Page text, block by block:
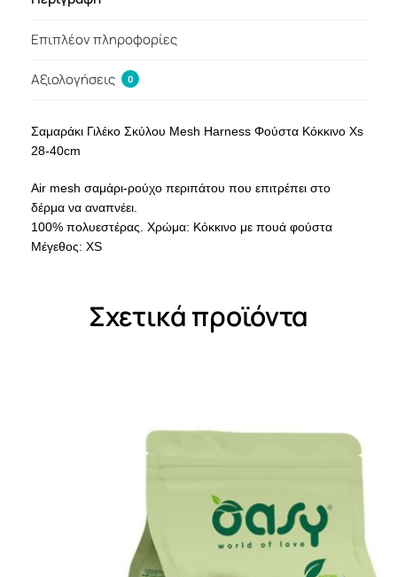
Επιπλέον πληροφορίες
Αξιολογήσεις 0
Σαμαράκι Γιλέκο Σκύλου Mesh Harness Φούστα Κόκκινο Xs
28-40cm
Air mesh σαμάρι-ρούχο περιπάτου που επιτρέπει στο
δέρμα να αναπνέει.
100% πολυεστέρας. Χρώμα: Κόκκινο με πουά φούστα
Μέγεθος: XS
Σχετικά προϊόντα